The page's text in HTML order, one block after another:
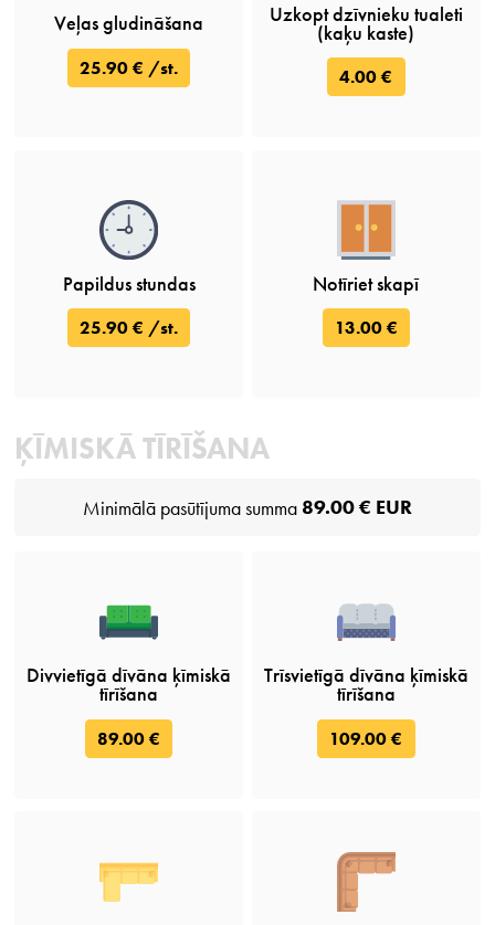
Veļas gludināšana
25.90 € /st.
Uzkopt dzīvnieku tualeti
(kaķu kaste)
4.00 €
Papildus stundas
25.90 € /st.
Notīriet skapī
13.00 €
ĶĪMISKĀ TĪRĪŠANA
Minimālā pasūtījuma summa 89.00 € EUR
Divvietīgā dīvāna ķīmiskā
tīrīšana
89.00 €
Trīsvietīgā dīvāna ķīmiskā
tīrīšana
109.00 €